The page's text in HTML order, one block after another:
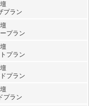
プラン
プラン
プラン
プラン
プラン